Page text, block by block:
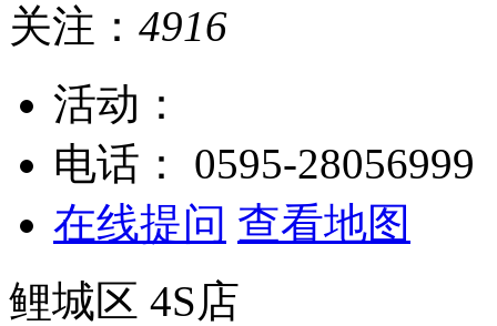
关注： 4916
活动：
电话：
0595-28056999
在线提问 查看地图
鲤城区 4S店